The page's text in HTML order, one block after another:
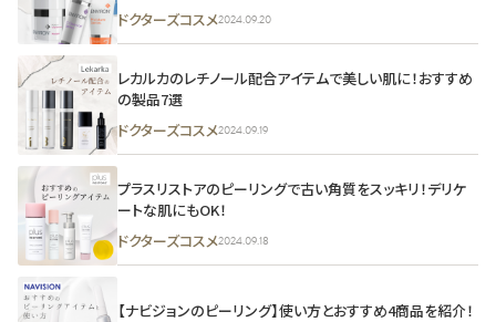
ドクターズコスメ2024.09.20
レカルカのレチノール配合アイテムで美しい肌に！おすすめ
の製品7選
ドクターズコスメ2024.09.19
プラスリストアのピーリングで古い角質をスッキリ！デリケ
ートな肌にもOK！
ドクターズコスメ2024.09.18
【ナビジョンのピーリング】使い方とおすすめ4商品を紹介！